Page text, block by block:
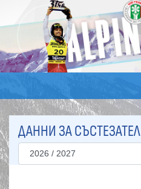
ДАННИ ЗА СЪСТЕЗАТЕЛ